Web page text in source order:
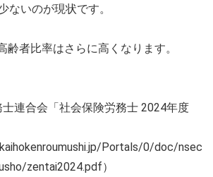
ないのが現状です。
齢者比率はさらに高くなります。
連合会「社会保険労務士 2024年度
Portals/0/doc/nsec
zentai2024.pdf）